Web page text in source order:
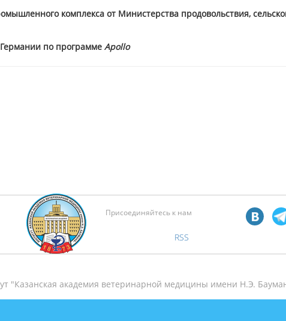
комплекса от Министерства продовольствия,
по программе Apollo
Присоединяйтесь к нам
RSS
"Казанская академия ветеринарной медицины имени Н.Э.